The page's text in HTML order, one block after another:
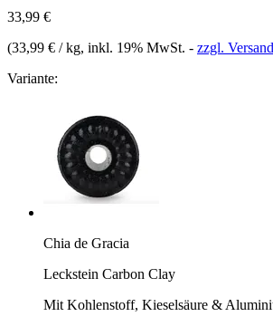
33,99 €
(33,99 € / kg, inkl. 19% MwSt. - zzgl. Versand
Variante:
Chia de Gracia
Leckstein Carbon Clay
Mit Kohlenstoff, Kieselsäure &